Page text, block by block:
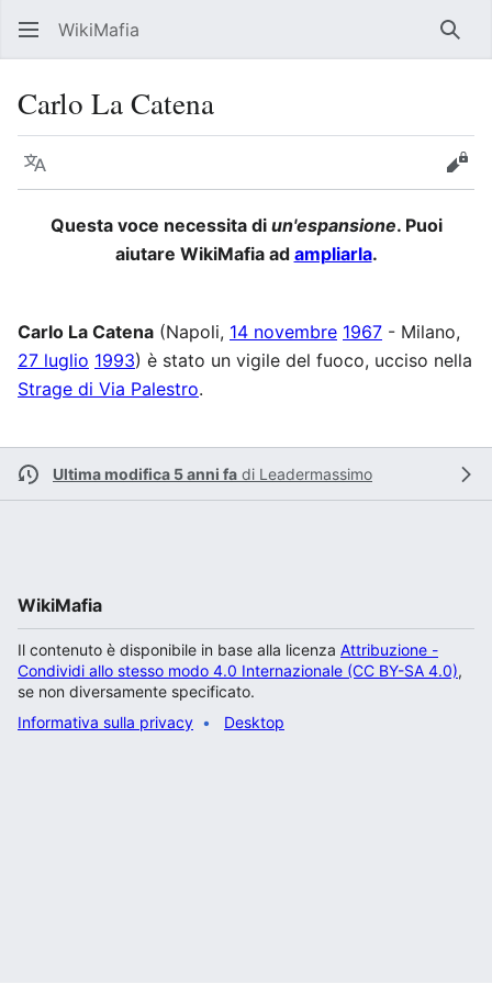
WikiMafia
Carlo La Catena
Lingua Segui
Questa voce necessita di un'espansione. Puoi
aiutare WikiMafia ad ampliarla.
Carlo La Catena (Napoli, 14 novembre 1967 - Milano,
27 luglio 1993) è stato un vigile del fuoco, ucciso nella
Strage di Via Palestro.
Ultima modifica 5 anni fa di Leadermassimo
WikiMafia
Il contenuto è disponibile in base alla licenza Attribuzione -
Condividi allo stesso modo 4.0 Internazionale (CC BY-SA 4.0),
se non diversamente specificato.
Informativa sulla privacy
Desktop